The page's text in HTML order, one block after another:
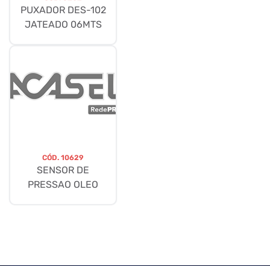
PUXADOR DES-102
JATEADO 06MTS
CÓD. 10629
SENSOR DE
PRESSAO OLEO